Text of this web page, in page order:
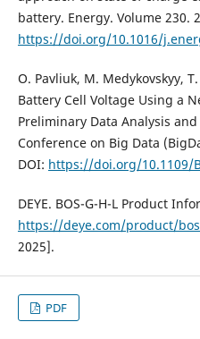
battery. Energy. Volume 230.
https://doi.org/10.1016/
O. Pavliuk, M. Medykovskyy,
Battery Cell Voltage Using a
Preliminary Data Analysis
Conference on Big Data
DOI: https://doi.org/10.1109/
DEYE. BOS-G-H-L Product
https://deye.com/product/
2025].
PDF